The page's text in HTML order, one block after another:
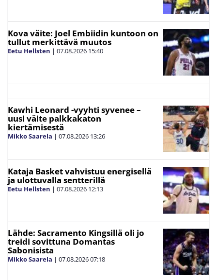
Kova väite: Joel Embiidin kuntoon on
tullut merkittävä muutos
Eetu Hellsten | 07.08.2026 15:40
Kawhi Leonard -vyyhti syvenee –
uusi väite palkkakaton
kiertämisestä
Mikko Saarela | 07.08.2026 13:26
Kataja Basket vahvistuu energisellä
ja ulottuvalla sentterillä
Eetu Hellsten | 07.08.2026 12:13
Lähde: Sacramento Kingsillä oli jo
treidi sovittuna Domantas
Sabonisista
Mikko Saarela | 07.08.202607:18